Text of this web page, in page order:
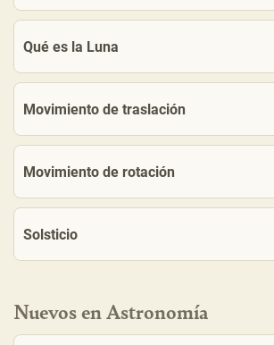
Qué es la Luna
Movimiento de traslación
Movimiento de rotación
Solsticio
Nuevos en Astronomía